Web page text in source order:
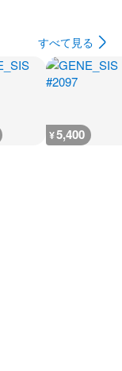
すべて見る
¥5,400